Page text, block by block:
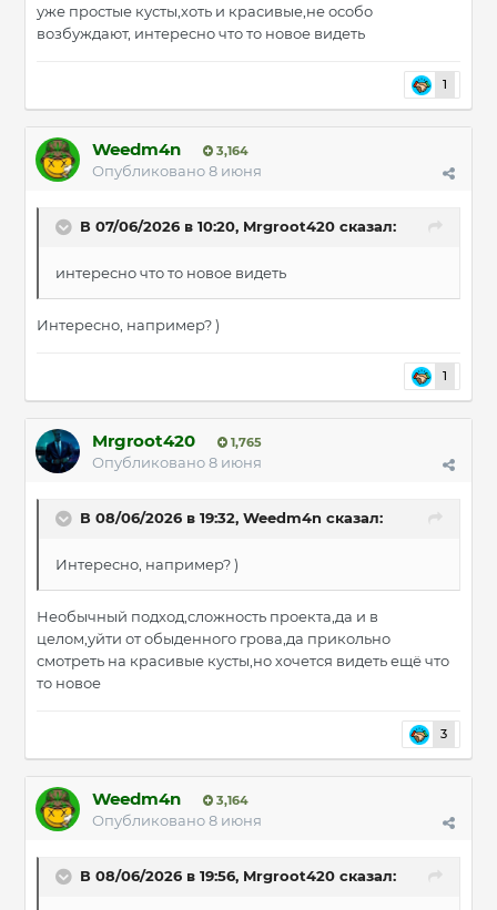
уже простые кусты,хоть и красивые,не особо
возбуждают, интересно что то новое видеть
1
Weedm4n 3,164
Опубликовано8 июня
В 07/06/2026 в 10:20, Mrgroot420 сказал:
интересно что то новое видеть
Интересно, например? )
1
Mrgroot420 1,765
Опубликовано8 июня
В 08/06/2026 в 19:32, Weedm4n сказал:
Интересно, например? )
Необычный подход,сложность проекта,да и в
целом,уйти от обыденного грова,да прикольно
смотреть на красивые кусты,но хочется видеть ещё что
то новое
3
Weedm4n 3,164
Опубликовано8 июня
В 08/06/2026 в 19:56, Mrgroot420 сказал: